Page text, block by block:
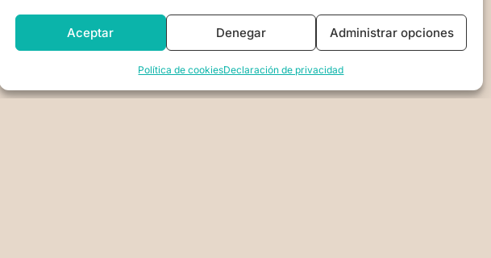
Aceptar Denegar Administrar opciones
Política de cookiesDeclaración de privacidad